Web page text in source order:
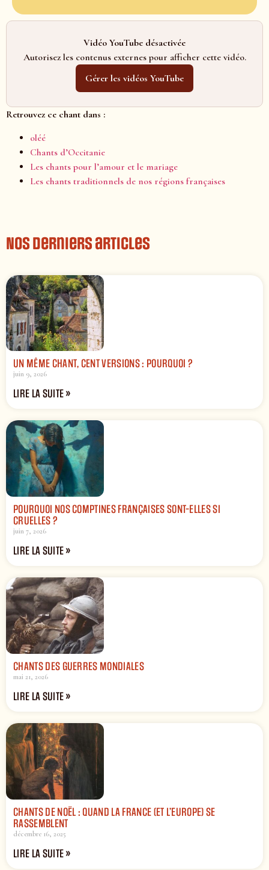
Vidéo YouTube désactivée
Autorisez les contenus externes pour afficher cette vidéo.
Gérer les vidéos YouTube
Retrouvez ce chant dans :
oléé
Chants d’Occitanie
Les chants pour l’amour et le mariage
Les chants traditionnels de nos régions françaises
Nos derniers articles
UN MÊME CHANT, CENT VERSIONS : POURQUOI ?
juin 9, 2026
LIRE LA SUITE »
POURQUOI NOS COMPTINES FRANÇAISES SONT-ELLES SI
CRUELLES ?
juin 7, 2026
LIRE LA SUITE »
CHANTS DES GUERRES MONDIALES
mai 21, 2026
LIRE LA SUITE »
CHANTS DE NOËL : QUAND LA FRANCE (ET L’EUROPE) SE
RASSEMBLENT
décembre 16, 2025
LIRE LA SUITE »